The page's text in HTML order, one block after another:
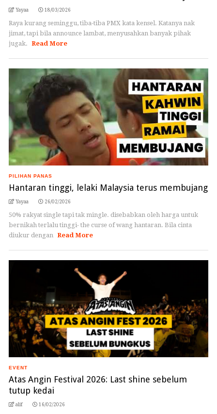
Yayaa 18/03/2026
Raya kurang seminggu, tiba-tiba PMX kata kensel. Katanya nak
jimat, tapi bila announce lambat, menyusahkan banyak pihak
jugak. Read More
PILIHAN PANAS
Hantaran tinggi, lelaki Malaysia terus membujang
Yayaa 26/02/2026
50% rakyat single tapi tak mingle. disebabkan oleh harga untuk
bernikah terlalu tinggi- the curse of wang hantaran. Bila cinta
diukur dengan Read More
EVENT
Atas Angin Festival 2026: Last shine sebelum
tutup kedai
alif 16/02/2026